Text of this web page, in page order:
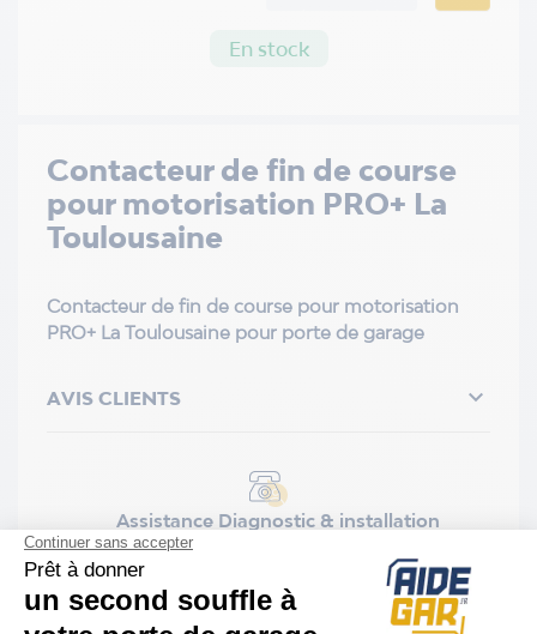
Contacteur de fin de course
pour motorisation PRO+ La
Toulousaine
Contacteur de fin de course pour motorisation
PRO+ La Toulousaine pour porte de garage
AVIS CLIENTS 
Assistance Diagnostic & installation
Installation rapide et facile
En stock